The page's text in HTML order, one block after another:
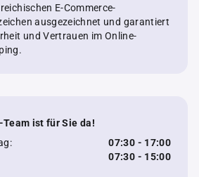
E-Commerce-
ausgezeichnet und garantiert
und Vertrauen im Online-
ist für Sie da!
07:30 - 17:00
07:30 - 15:00